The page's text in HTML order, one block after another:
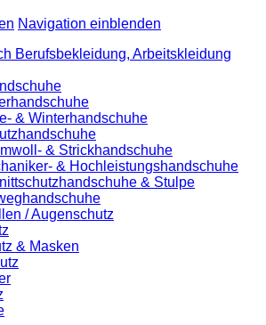
Navigation einblenden
Berufsbekleidung, Arbeitskleidung
& Winterhandschuhe
& Strickhandschuhe
& Hochleistungshandschuhe
& Stulpe
/ Augenschutz
& Masken